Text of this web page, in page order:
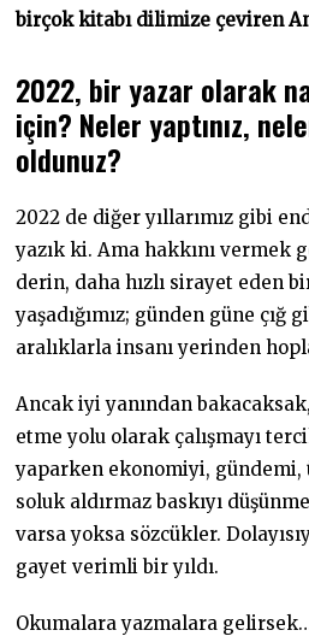
birçok kitabı dilimize çeviren
2022, bir yazar olarak
için? Neler yaptınız,
oldunuz?
2022 de diğer yıllarımız gibi
yazık ki. Ama hakkını vermek
derin, daha hızlı sirayet eden
yaşadığımız; günden güne çığ
aralıklarla insanı yerinden
Ancak iyi yanından
etme yolu olarak çalışmayı
yaparken ekonomiyi, gündemi,
soluk aldırmaz baskıyı
varsa yoksa sözcükler.
gayet verimli bir yıldı.
Okumalara yazmalara